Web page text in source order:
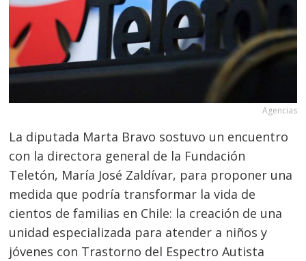
Agencias
La diputada Marta Bravo sostuvo un encuentro
con la directora general de la Fundación
Teletón, María José Zaldívar, para proponer una
medida que podría transformar la vida de
cientos de familias en Chile: la creación de una
unidad especializada para atender a niños y
jóvenes con Trastorno del Espectro Autista